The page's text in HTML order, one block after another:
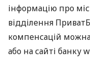
інформацію про
відділення
компенсацій
або на сайті банку